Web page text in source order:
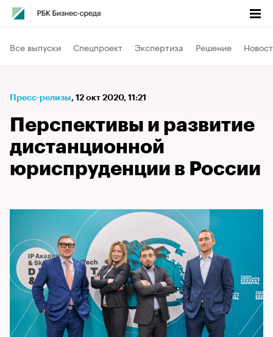
Все выпуски Спецпроект Экспертиза Решение
Пресс-релизы⁠, 12 окт 2020, 11:21
Перспективы и развитие
дистанционной
юриспруденции в России